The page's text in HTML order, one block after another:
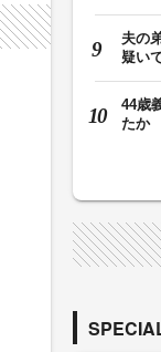
夫の
疑い
44歳
たか